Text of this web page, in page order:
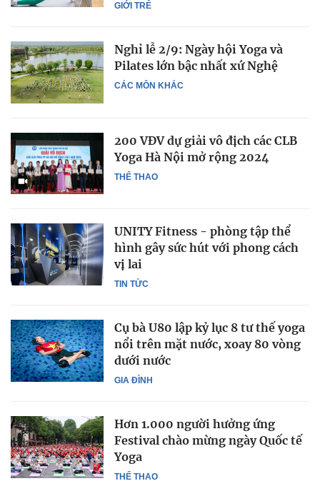
GIỚI TRẺ
CÁC MÔN KHÁC
Nghỉ lễ 2/9: Ngày hội Yoga và
Pilates lớn bậc nhất xứ Nghệ
THỂ THAO
200 VĐV dự giải vô địch các CLB
Yoga Hà Nội mở rộng 2024
TIN TỨC
UNITY Fitness - phòng tập thể
hình gây sức hút với phong cách
vị lai
GIA ĐÌNH
Cụ bà U80 lập kỷ lục 8 tư thế yoga
nổi trên mặt nước, xoay 80 vòng
dưới nước
THỂ THAO
Hơn 1.000 người hưởng ứng
Festival chào mừng ngày Quốc tế
Yoga